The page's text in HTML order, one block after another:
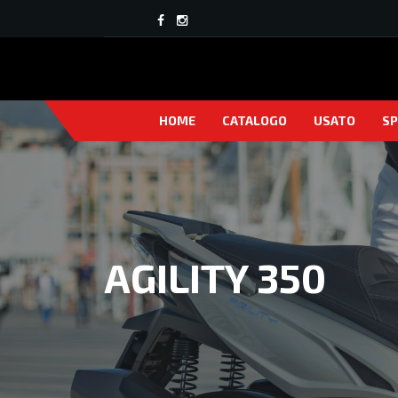
HOME CATALOGO USATO
AGILITY 350